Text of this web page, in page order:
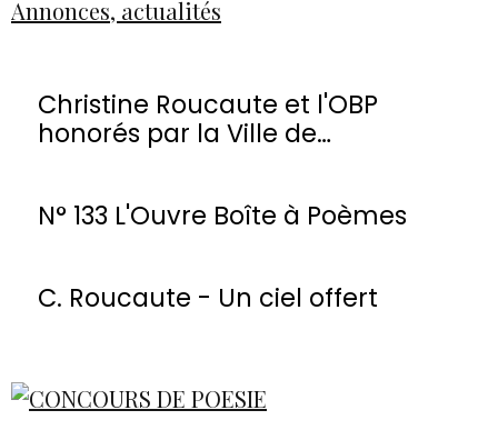
Annonces, actualités
Christine Roucaute et l'OBP
honorés par la Ville de
N° 133 L'Ouvre Boîte à Poèmes
C. Roucaute - Un ciel offert